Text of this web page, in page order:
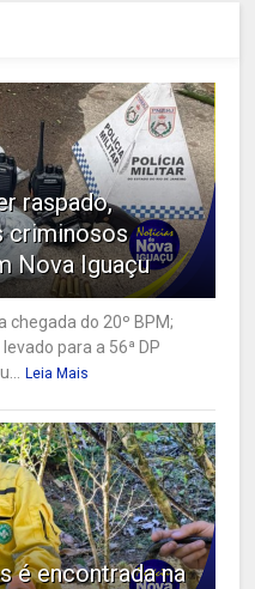
raspado,
criminosos
Nova Iguaçu
chegada do 20º BPM;
para a 56ª DP
Leia Mais
é encontrada na